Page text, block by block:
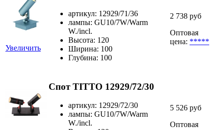
Увеличить
артикул: 12929/71/36
лампы: GU10/7W/Warm
W./incl.
Высота: 120
Ширина: 100
Глубина: 100
2 738 руб
Оптовая
цена: *****
Спот TITTO 12929/72/30
артикул: 12929/72/30
лампы: GU10/7W/Warm
W./incl.
5 526 руб
Оптовая